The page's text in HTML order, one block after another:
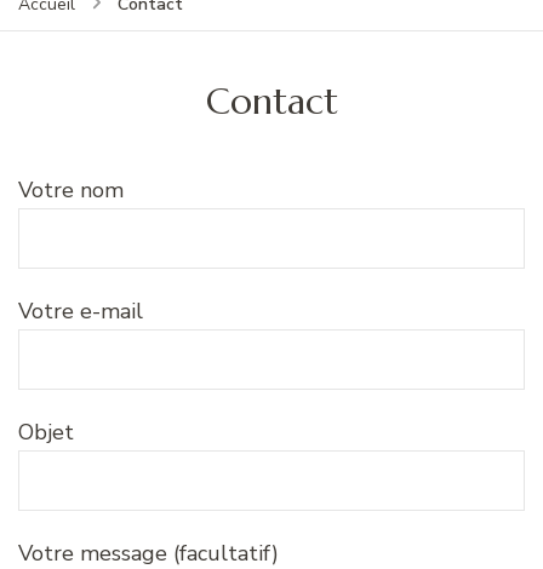
Contact
Votre nom
Votre e-mail
Objet
Votre message (facultatif)